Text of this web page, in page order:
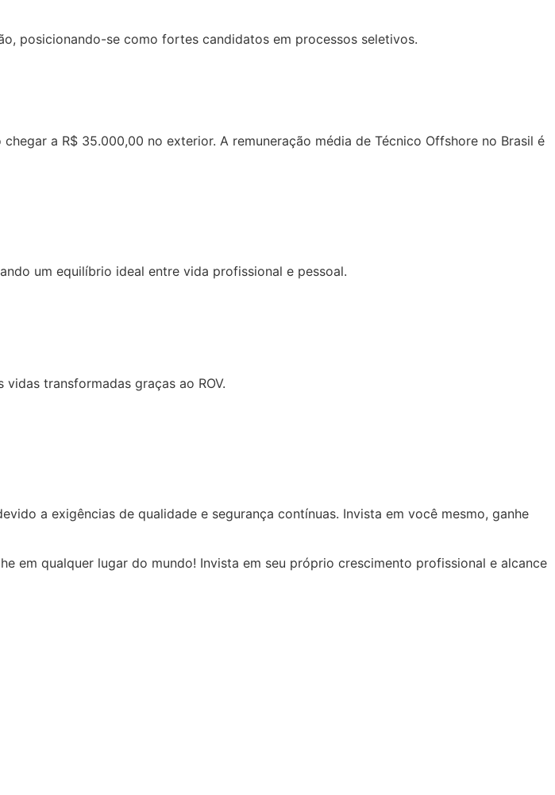
posicionando-se como fortes candidatos em processos seletivos.
a R$ 35.000,00 no exterior. A remuneração média de Técnico Offshore no Brasil é
um equilíbrio ideal entre vida profissional e pessoal.
transformadas graças ao ROV.
a exigências de qualidade e segurança contínuas. Invista em você mesmo, ganhe
em qualquer lugar do mundo! Invista em seu próprio crescimento profissional e alcance